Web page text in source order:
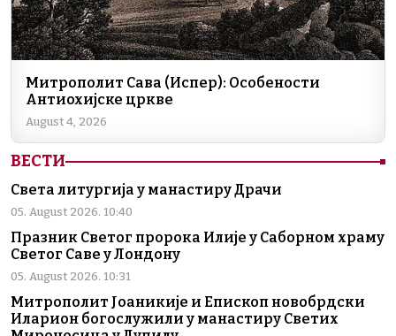
Митрополит Сава (Испер): Особености
Антиохијске цркве
August 4, 2026
ВЕСТИ
Света литургија у манастиру Драчи
05. August 2026. 10:40
Празник Светог пророка Илије у Саборном храму
Светог Саве у Лондону
05. August 2026. 10:31
Митрополит Јоаникије и Епископ новобрдски
Иларион богослужили у манастиру Светих